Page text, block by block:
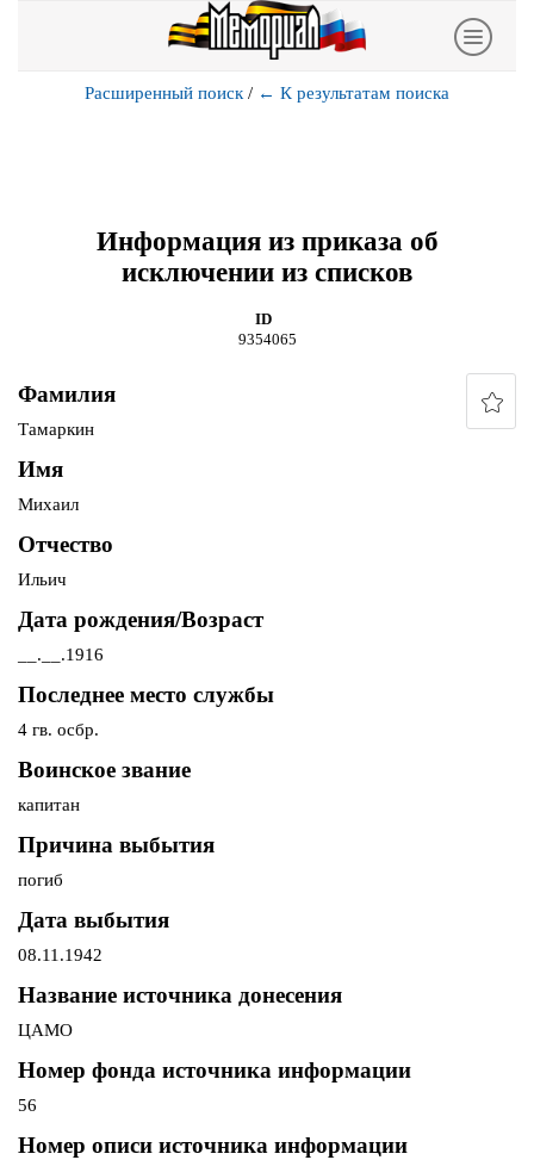
Расширенный поиск / ← К результатам поиска
Информация из приказа об
исключении из списков
ID
9354065
Фамилия
Тамаркин
Имя
Михаил
Отчество
Ильич
Дата рождения/Возраст
__.__.1916
Последнее место службы
4 гв. осбр.
Воинское звание
капитан
Причина выбытия
погиб
Дата выбытия
08.11.1942
Название источника донесения
ЦАМО
Номер фонда источника информации
56
Номер описи источника информации